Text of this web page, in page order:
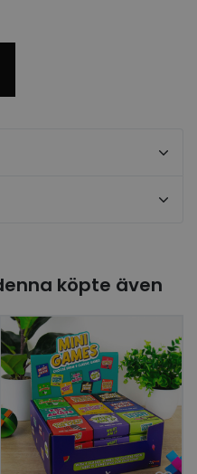
köpte även